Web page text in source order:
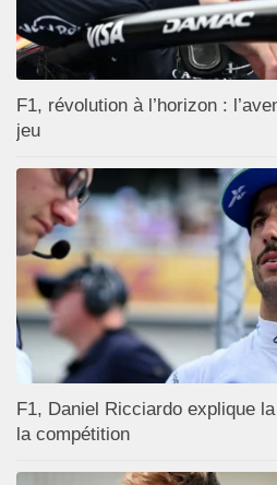
F1, révolution à l’horizon :
jeu
F1, Daniel Ricciardo explique
la compétition